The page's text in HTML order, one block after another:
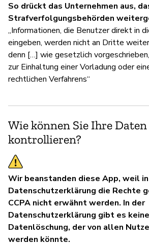
So drückt das Unternehmen aus,
Strafverfolgungsbehörden
„Informationen, die Benutzer direkt in
eingeben, werden nicht an Dritte
denn […] wie gesetzlich
zur Einhaltung einer Vorladung oder
rechtlichen Verfahrens“
Wie können Sie Ihre Daten
kontrollieren?
Wir beanstanden diese App, weil
Datenschutzerklärung die Rechte
CCPA nicht erwähnt werden. In der
Datenschutzerklärung gibt es
Datenlöschung, der von allen
werden könnte.